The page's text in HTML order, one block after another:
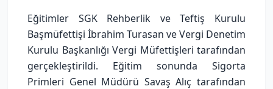
Eğitimler SGK Rehberlik ve Teftiş Kurulu
Başmüfettişi İbrahim Turasan ve Vergi Denetim
Kurulu Başkanlığı Vergi Müfettişleri tarafından
gerçekleştirildi. Eğitim sonunda Sigorta
Primleri Genel Müdürü Savaş Alıç tarafından